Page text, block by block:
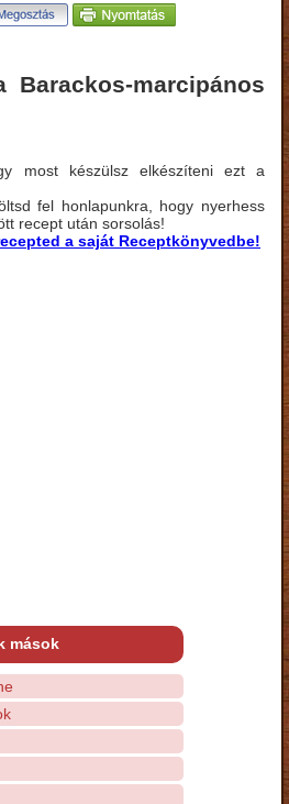
Barackos-marcipános
most készülsz elkészíteni ezt a
fel honlapunkra, hogy nyerhess
recept után sorsolás!
a saját Receptkönyvedbe!
mások